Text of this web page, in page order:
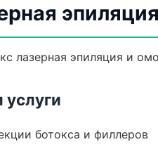
лазерная эпиляция и
ботокса и филлеров